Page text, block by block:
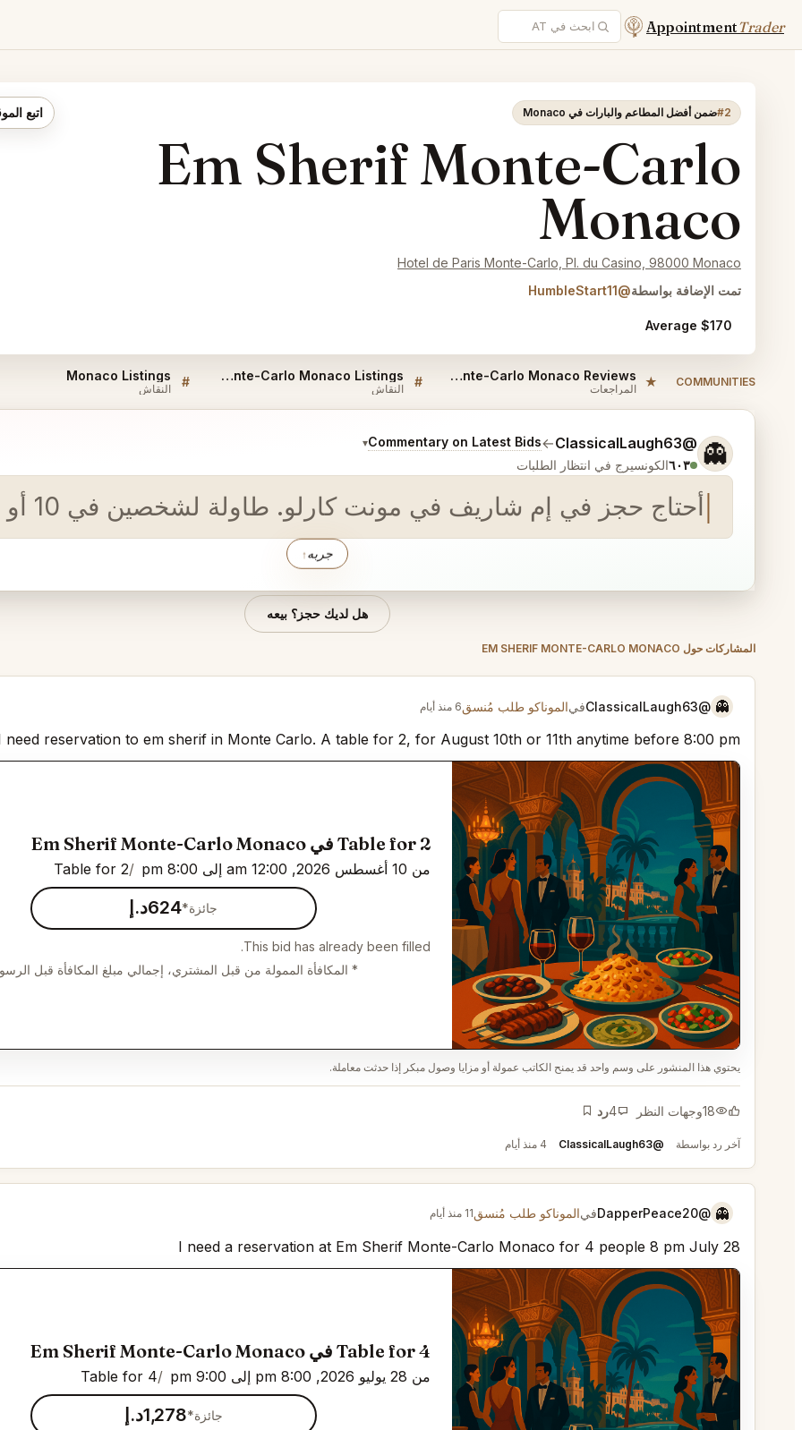
AppointmentTrader
#2ضمن أفضل المطاعم والبارات في Monaco اتبع
Em Sherif Monte-Carlo
Monaco
Hotel de Paris Monte-Carlo, Pl. du Casino, 98000 Monaco
تمت الإضافة بواسطة@HumbleStart11
$170 Average
COMMUNITIES
★
Em Sherif Monte-Carlo Monaco Reviews
المراجعات #
Em Sherif Monte-Carlo Monaco Listings
النقاش #
Monaco Listings
النقاش
👻
@ClassicalLaugh63
→
Commentary on Latest Bids
▾
٦٠٣الكونسيرج في انتظار الطلبات
أحتاج حجز في إم شاريف في مونت كارلو. طاولة لشخصين في 10 أو 11 أغسطس في أي وقت قبل الساعة 8:00 مساءً
جربه ↑
أخبرني المزيد عما تريده.
هل لديك حجز؟ بيعه
المشاركات حول EM SHERIF MONTE-CARLO MONACO
👻
@ClassicalLaugh63 فيالموناكو طلب مُنسق6 منذ أيام
need reservation to em sherif in Monte Carlo. A table for 2, for August 10th or 11th anytime before 8:00 pm
Table for 2 في Em Sherif Monte-Carlo Monaco
من 10 أغسطس 2026, 12:00 am إلى 8:00 pm Table for 2
جائزة*624د.إ
This bid has already been filled.
* المكافأة الممولة من قبل المشتري، إجمالي مبلغ المكافأة قبل
يحتوي هذا المنشور على وسم واحد قد يمنح الكاتب عمولة أو مزايا وصول مبكر إذا حدثت معاملة.
18وجهات النظر 4رد
إشارة مرجعية
آخر رد بواسطة @ClassicalLaugh63 4 منذ أيام
👻
@DapperPeace20 فيالموناكو طلب مُنسق11 منذ أيام
I need a reservation at Em Sherif Monte-Carlo Monaco for 4 people 8 pm July 28
Table for 4 في Em Sherif Monte-Carlo Monaco
من 28 يوليو 2026, 8:00 pm إلى 9:00 pm Table for 4
جائزة*1,278د.إ